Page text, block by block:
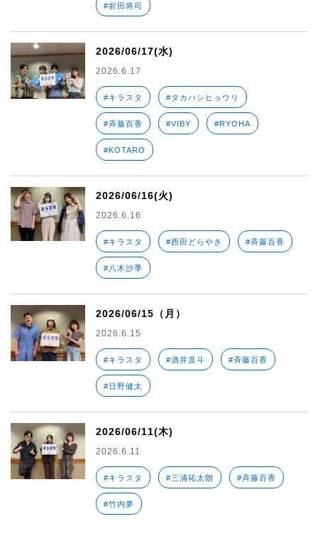
#前田将司
2026/06/17(水)
2026.6.17
#キラスタ #タカハシヒョウリ
#斉藤百香 #VIBY #RYOHA
#KOTARO
2026/06/16(火)
2026.6.16
#キラスタ #西田どらやき #斉藤百香
#八木沙季
2026/06/15（月）
2026.6.15
#キラスタ #酒井直斗 #斉藤百香
#日野健太
2026/06/11(木)
2026.6.11
#キラスタ #三浦祐太朗 #斉藤百香
#竹内夢